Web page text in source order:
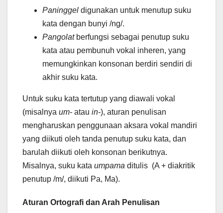
Paninggel digunakan untuk menutup suku
kata dengan bunyi /ng/.
Pangolatberfungsi sebagai penutup suku
kata atau pembunuh vokal inheren, yang
memungkinkan konsonan berdiri sendiri di
akhir suku kata.
Untuk suku kata tertutup yang diawali vokal
(misalnya um- atau in-), aturan penulisan
mengharuskan penggunaan aksara vokal mandiri
yang diikuti oleh tanda penutup suku kata, dan
barulah diikuti oleh konsonan berikutnya.
Misalnya, suku kata umpama ditulis (A + diakritik
penutup /m/, diikuti Pa, Ma).
Aturan Ortografi dan Arah Penulisan